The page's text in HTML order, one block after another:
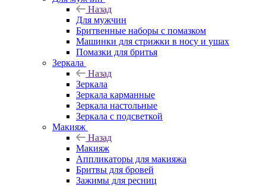
Назад
Для мужчин
Бритвенные наборы с помазком
Машинки для стрижки в носу и ушах
Помазки для бритья
Зеркала
Назад
Зеркала
Зеркала карманные
Зеркала настольные
Зеркала с подсветкой
Макияж
Назад
Макияж
Аппликаторы для макияжа
Бритвы для бровей
Зажимы для ресниц